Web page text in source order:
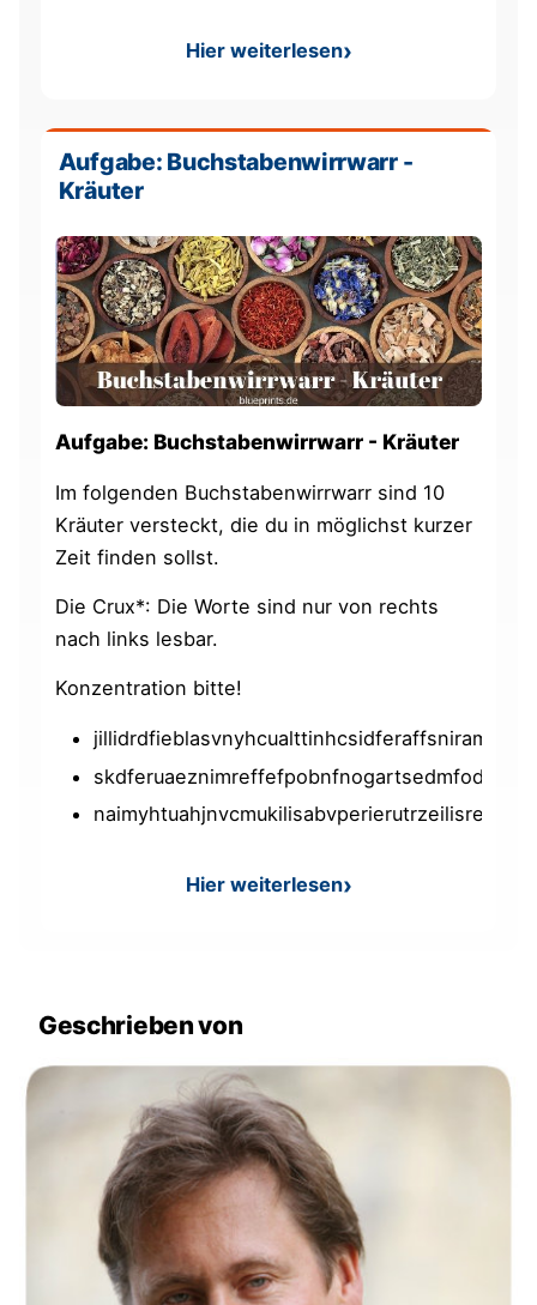
Hier weiterlesen
: Socken Rätsel
Aufgabe: Buchstabenwirrwarr -
Kräuter
Aufgabe: Buchstabenwirrwarr - Kräuter
Im folgenden Buchstabenwirrwarr sind 10
Kräuter versteckt, die du in möglichst kurzer
Zeit finden sollst.
Die Crux*: Die Worte sind nur von rechts
nach links lesbar.
Konzentration bitte!
Hier weiterlesen
: Aufgabe:
Geschrieben von